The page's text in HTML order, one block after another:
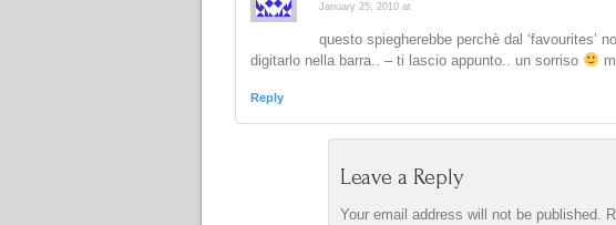
January 25, 2010 at
questo spiegherebbe perchè dal ‘favourites’
digitarlo nella barra.. – ti lascio appunto.. un sorriso
Reply
Leave a Reply
Your email address will not be published.